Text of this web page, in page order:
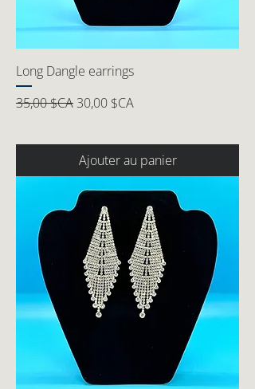
Long Dangle earrings
Prix original
35,00 $CA Prix promotionnel
30,00 $CA
Ajouter au panier